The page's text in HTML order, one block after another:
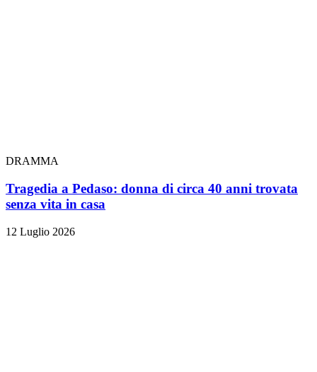
DRAMMA
Tragedia a Pedaso: donna di circa 40 anni trovata
senza vita in casa
12 Luglio 2026